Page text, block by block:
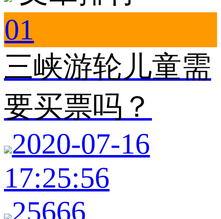
01
三峡游轮儿童需
要买票吗？
2020-07-16
17:25:56
25666